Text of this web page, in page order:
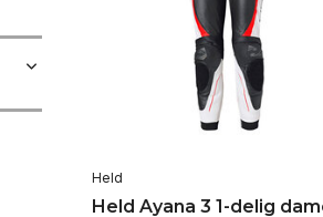
Held
Held Ayana 3 1-delig